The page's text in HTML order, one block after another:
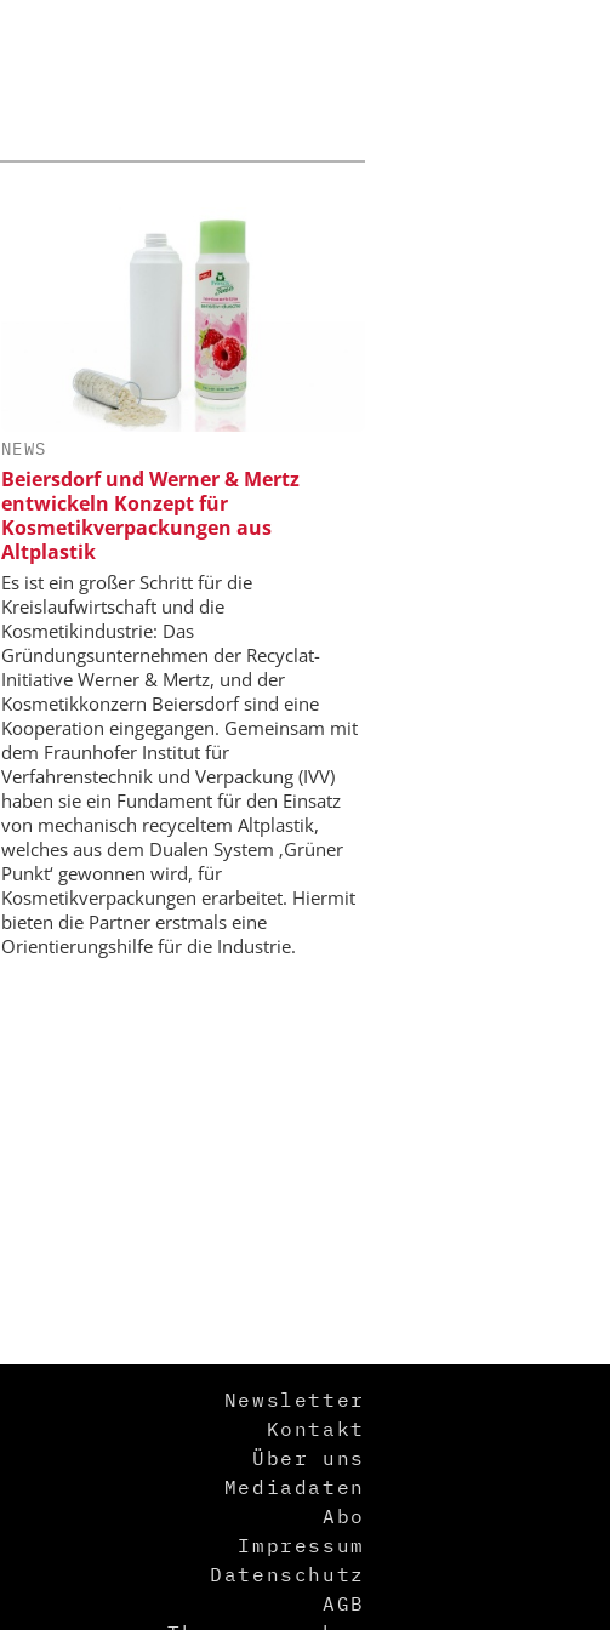
NEWS
Beiersdorf und Werner & Mertz
entwickeln Konzept für
Kosmetikverpackungen aus
Altplastik
Es ist ein großer Schritt für die
Kreislaufwirtschaft und die
Kosmetikindustrie: Das
Gründungsunternehmen der Recyclat-
Initiative Werner & Mertz, und der
Kosmetikkonzern Beiersdorf sind eine
Kooperation eingegangen. Gemeinsam mit
dem Fraunhofer Institut für
Verfahrenstechnik und Verpackung (IVV)
haben sie ein Fundament für den Einsatz
von mechanisch recyceltem Altplastik,
welches aus dem Dualen System ‚Grüner
Punkt‘ gewonnen wird, für
Kosmetikverpackungen erarbeitet. Hiermit
bieten die Partner erstmals eine
Orientierungshilfe für die Industrie.
Newsletter
Kontakt
Über uns
Mediadaten
Abo
Impressum
Datenschutz
AGB